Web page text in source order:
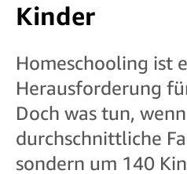
Kinder
Homeschooling ist
Herausforderung
Doch was tun,
durchschnittliche
sondern um 140